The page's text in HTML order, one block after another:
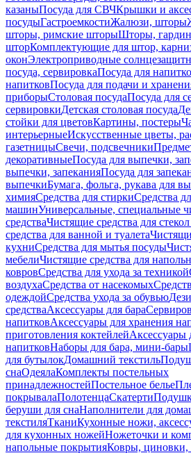
казаныПосуда для СВЧКрышки и
посудыГастроемкостиЖалюзи, шторы
шторы, римские шторыШторы,
шторКомплектующие для штор,
оконЭлектроприводные
посуда, сервировкаПосуда для
напитковПосуда для подачи и
приборыСтоловая посудаПосуда для
сервировкиДетская столовая посуда
стойки для цветовКартины, постеры
интерьерныеИскусственные цветы,
газетницыСвечи, подсвечники
декоративныеПосуда для выпечки,
выпечки, запеканияПосуда для
выпечкиБумага, фольга, рукава для
химияСредства для стиркиСредства
машинУниверсальные, специальные
средстваЧистящие средства для
средства для ванной и туалета
кухниСредства для мытья посуды
мебелиЧистящие средства для
ковровСредства для ухода за техникой
воздухаСредства от насекомых
одеждойСредства ухода за обувью
средстваАксессуары для бара
напитковАксессуары для хранения
приготовления коктейлейАксессуары
напитковНаборы для бара, мини-бары
для бутылокДомашний текстиль
снаОдеялаКомплекты постельных
принадлежностейПостельное белье
покрывалаПолотенцаСкатерти
беруши для снаНаполнители для
текстиляТканиКухонные ножи,
для кухонных ножейНожеточки и
напольные покрытияКовры,